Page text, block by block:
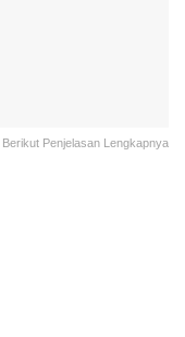
Penjelasan Lengkapnya